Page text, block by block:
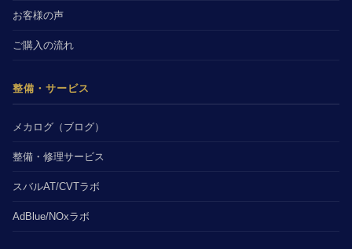
お客様の声
ご購入の流れ
整備・サービス
メカログ（ブログ）
整備・修理サービス
スバルAT/CVTラボ
AdBlue/NOxラボ